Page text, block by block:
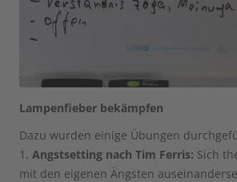
Lampenfieber bekämpfen
Dazu wurden einige Übungen
1. Angstsetting nach Tim Ferris: Sich
mit den eigenen Ängsten